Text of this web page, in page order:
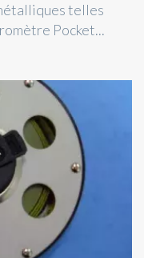
telles
Pocket...